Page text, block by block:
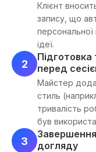
Клієнт
запису, що
персональної
ідеї.
2
Підготовка
перед
Майстер
стиль
тривалість
був
3
догляду